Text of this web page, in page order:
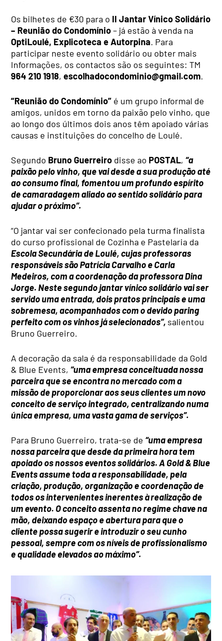
Os bilhetes de €30 para o II Jantar Vínico Solidário
– Reunião do Condomínio– já estão à venda na
OptiLoulé, Explicoteca e Autorpina. Para
participar neste evento solidário ou obter mais
Informações, os contactos são os seguintes: TM
964 210 1918,escolhadocondominio@gmail.com.
“Reunião do Condomínio” é um grupo informal de
amigos, unidos em torno da paixão pelo vinho, que
ao longo dos últimos dois anos têm apoiado várias
causas e instituições do concelho de Loulé.
Segundo Bruno Guerreiro disse ao POSTAL, “a
paixão pelo vinho, que vai desde a sua produção até
ao consumo final, fomentou um profundo espírito
de camaradagem aliado ao sentido solidário para
ajudar o próximo”.
“O jantar vai ser confecionado pela turma finalista
do curso profissional de Cozinha e Pastelaria da
Escola Secundária de Loulé, cujas professoras
responsáveis são Patrícia Carvalho e Carla
Medeiros, com a coordenação da professora Dina
Jorge. Neste segundo jantar vínico solidário vai ser
servido uma entrada, dois pratos principais e uma
sobremesa, acompanhados com o devido paring
perfeito com os vinhos já selecionados”, salientou
Bruno Guerreiro.
A decoração da sala é da responsabilidade da Gold
& Blue Events, “uma empresa conceituada nossa
parceira que se encontra no mercado com a
missão de proporcionar aos seus clientes um novo
conceito de serviço integrado, centralizando numa
única empresa, uma vasta gama de serviços”.
Para Bruno Guerreiro, trata-se de “uma empresa
nossa parceira que desde da primeira hora tem
apoiado os nossos eventos solidários. A Gold & Blue
Events assume toda a responsabilidade, pela
criação, produção, organização e coordenação de
todos os intervenientes inerentes à realização de
um evento. O conceito assenta no regime chave na
mão, deixando espaço e abertura para que o
cliente possa sugerir e introduzir o seu cunho
pessoal, sempre com os níveis de profissionalismo
e qualidade elevados ao máximo”.